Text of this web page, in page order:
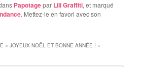
Papotagepar Lili Graffiti, et marqué
. Mettez-le en favori avec son
«JOYEUX NOËL ET BONNE ANNÉE ! »